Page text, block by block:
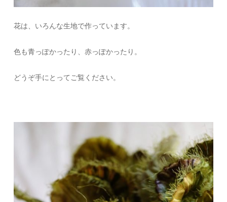
花は、いろんな生地で作っています。
色も青っぽかったり、赤っぽかったり。
どうぞ手にとってご覧ください。